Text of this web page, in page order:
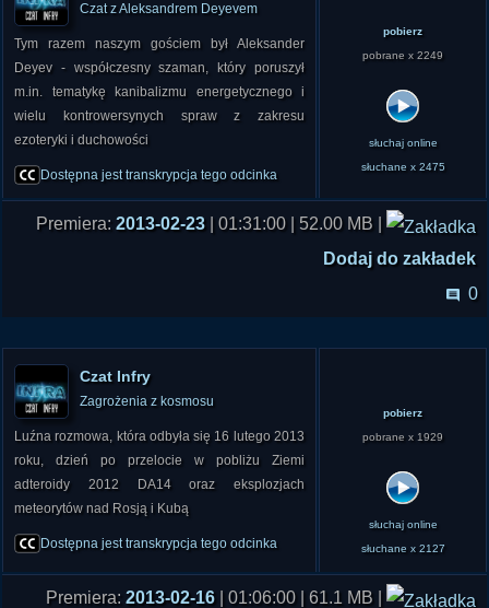
Czat z Aleksandrem Deyevem
Tym razem naszym gościem był Aleksander
Deyev - współczesny szaman, który poruszył
m.in. tematykę kanibalizmu energetycznego i
wielu kontrowersynych spraw z zakresu
ezoteryki i duchowości
Dostępna jest transkrypcja tego odcinka
pobierz
pobrane x 2249
słuchaj online
słuchane x 2475
Premiera: 2013-02-23 | 01:31:00 | 52.00 MB |
Dodaj do zakładek
0
Czat Infry
Zagrożenia z kosmosu
Luźna rozmowa, która odbyła się 16 lutego 2013
roku, dzień po przelocie w pobliżu Ziemi
adteroidy 2012 DA14 oraz eksplozjach
meteorytów nad Rosją i Kubą
Dostępna jest transkrypcja tego odcinka
pobierz
pobrane x 1929
słuchaj online
słuchane x 2127
Premiera: 2013-02-16 | 01:06:00 | 61.1 MB |